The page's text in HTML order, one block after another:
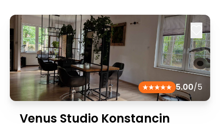
5.00/5
Venus Studio Konstancin